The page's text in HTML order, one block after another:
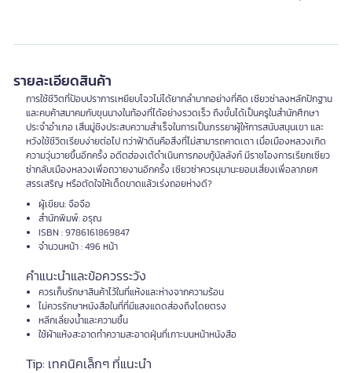
รายละเอียดสินค้า
การใช้ชีวิตที่ป้อบปราการเหยียบโจวไม่ได้ยากลำบากอย่างที่คิด เซียวซ่าลงหลักปักฐาน
และคบค้าสมาคมกับขุนนางในท้องที่ได้อย่างรวดเร็ว ถึงขั้นได้เป็นครูในสำนักศึกษา
ประจำอำเภอ เสิ่นมู่ชิงประสบความสำเร็จในการเป็นภรรยาผู้ให้การสนับสนุนเขา และ
หวังใช้ชีวิตเรียบง่ายต่อไป ทว่าฟ้าดินคือสิ่งที่ไม่สามารถคาดเดา เมื่อเมืองหลวงเกิด
ความวุ่นวายขึ้นอีกครั้ง อดีตฮ่องเต้ดำเนินการกอบกู้บัลลังก์ มีราชโองการเรียกเซียว
ซ่ากลับเมืองหลวงเพื่อถวายงานอีกครั้ง เซียวซ่าควรมุมานะยอมเสี่ยงเพื่อลาภยศ
สรรเสริญ หรือตัดใจให้เด็ดขาดแล้วเร่งถอยห่างดี?
ผู้เขียน: จือจือ
สำนักพิมพ์: อรุณ
ISBN : 9786161869847
จำนวนหน้า : 496 หน้า
คำแนะนำและข้อควรระวัง
ควรเก็บรักษาสินค้าไว้ในที่แห้งและห่างจากความร้อน
ไม่ควรรักษาหนังสือในที่ที่มีแสงแดดส่องถึงโดยตรง
หลีกเลี่ยงน้ำและความชื้น
ใช้ผ้าแห้งสะอาดทำความสะอาดฝุ่นที่เกาะบนหน้าหนังสือ
Tip: เทคนิคเล็กๆ ที่แนะนำ